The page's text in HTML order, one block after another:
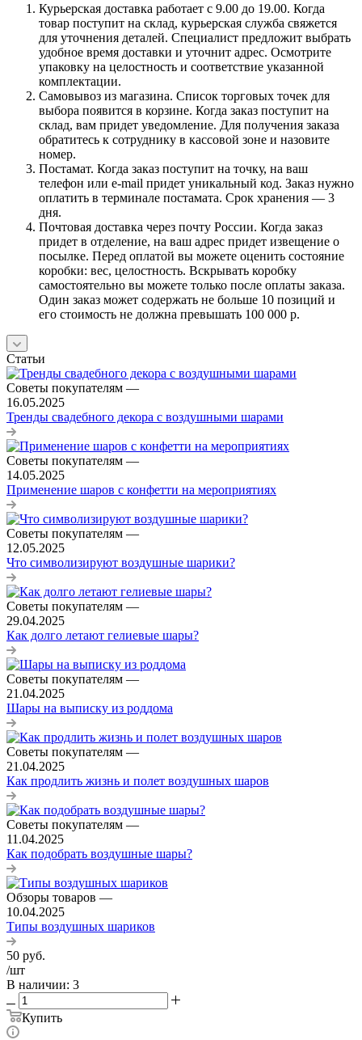
Курьерская доставка работает с 9.00 до 19.00. Когда
товар поступит на склад, курьерская служба свяжется
для уточнения деталей. Специалист предложит выбрать
удобное время доставки и уточнит адрес. Осмотрите
упаковку на целостность и соответствие указанной
комплектации.
Самовывоз из магазина. Список торговых точек для
выбора появится в корзине. Когда заказ поступит на
склад, вам придет уведомление. Для получения заказа
обратитесь к сотруднику в кассовой зоне и назовите
номер.
Постамат. Когда заказ поступит на точку, на ваш
телефон или e-mail придет уникальный код. Заказ нужно
оплатить в терминале постамата. Срок хранения — 3
дня.
Почтовая доставка через почту России. Когда заказ
придет в отделение, на ваш адрес придет извещение о
посылке. Перед оплатой вы можете оценить состояние
коробки: вес, целостность. Вскрывать коробку
самостоятельно вы можете только после оплаты заказа.
Один заказ может содержать не больше 10 позиций и
его стоимость не должна превышать 100 000 р.
Статьи
Советы покупателям —
16.05.2025
Тренды свадебного декора с воздушными шарами
Советы покупателям —
14.05.2025
Применение шаров с конфетти на мероприятиях
Советы покупателям —
12.05.2025
Что символизируют воздушные шарики?
Советы покупателям —
29.04.2025
Как долго летают гелиевые шары?
Советы покупателям —
21.04.2025
Шары на выписку из роддома
Советы покупателям —
21.04.2025
Как продлить жизнь и полет воздушных шаров
Советы покупателям —
11.04.2025
Как подобрать воздушные шары?
Обзоры товаров —
10.04.2025
Типы воздушных шариков
50 руб.
/шт
В наличии: 3
Купить